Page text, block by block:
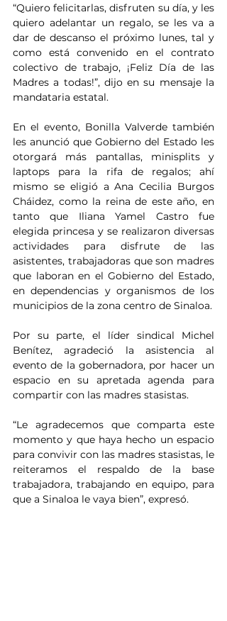
“Quiero felicitarlas, disfruten su día, y les
quiero adelantar un regalo, se les va a
dar de descanso el próximo lunes, tal y
como está convenido en el contrato
colectivo de trabajo, ¡Feliz Día de las
Madres a todas!”, dijo en su mensaje la
mandataria estatal.
En el evento, Bonilla Valverde también
les anunció que Gobierno del Estado les
otorgará más pantallas, minisplits y
laptops para la rifa de regalos; ahí
mismo se eligió a Ana Cecilia Burgos
Cháidez, como la reina de este año, en
tanto que Iliana Yamel Castro fue
elegida princesa y se realizaron diversas
actividades para disfrute de las
asistentes, trabajadoras que son madres
que laboran en el Gobierno del Estado,
en dependencias y organismos de los
municipios de la zona centro de Sinaloa.
Por su parte, el líder sindical Michel
Benítez, agradeció la asistencia al
evento de la gobernadora, por hacer un
espacio en su apretada agenda para
compartir con las madres stasistas.
“Le agradecemos que comparta este
momento y que haya hecho un espacio
para convivir con las madres stasistas, le
reiteramos el respaldo de la base
trabajadora, trabajando en equipo, para
que a Sinaloa le vaya bien”, expresó.